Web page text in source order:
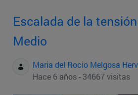
Escalada de la
Medio
Maria del Rocio Melgosa
Hace 6 años - 34667 visitas